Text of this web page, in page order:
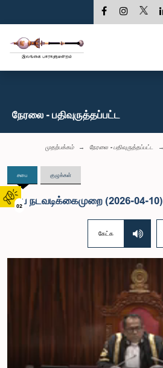
02
நேரலை - பதிவுருத்தப்பட்ட
முதற்பக்கம் நேரலை - பதிவுருத்தப்பட்ட
சபை குழுக்கள்
சபை நடவடிக்கைமுறை (2026-04-10)
கேட்க